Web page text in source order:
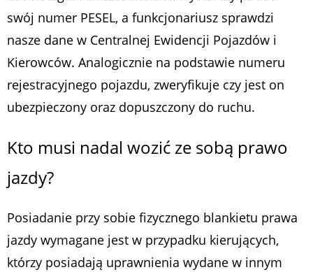
swój numer PESEL, a funkcjonariusz sprawdzi
nasze dane w Centralnej Ewidencji Pojazdów i
Kierowców. Analogicznie na podstawie numeru
rejestracyjnego pojazdu, zweryfikuje czy jest on
ubezpieczony oraz dopuszczony do ruchu.
Kto musi nadal wozić ze sobą prawo
jazdy?
Posiadanie przy sobie fizycznego blankietu prawa
jazdy wymagane jest w przypadku kierujących,
którzy posiadają uprawnienia wydane w innym